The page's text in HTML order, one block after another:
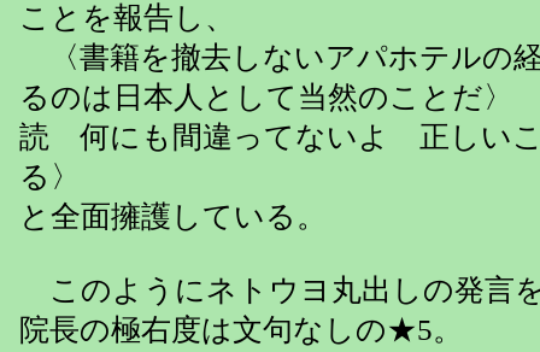
ことを報告し、
〈書籍を撤去しないアパホテルの
るのは日本人として当然のことだ
読 何にも間違ってないよ 正しい
る〉
と全面擁護している。
このようにネトウヨ丸出しの発言
院長の極右度は文句なしの★5。